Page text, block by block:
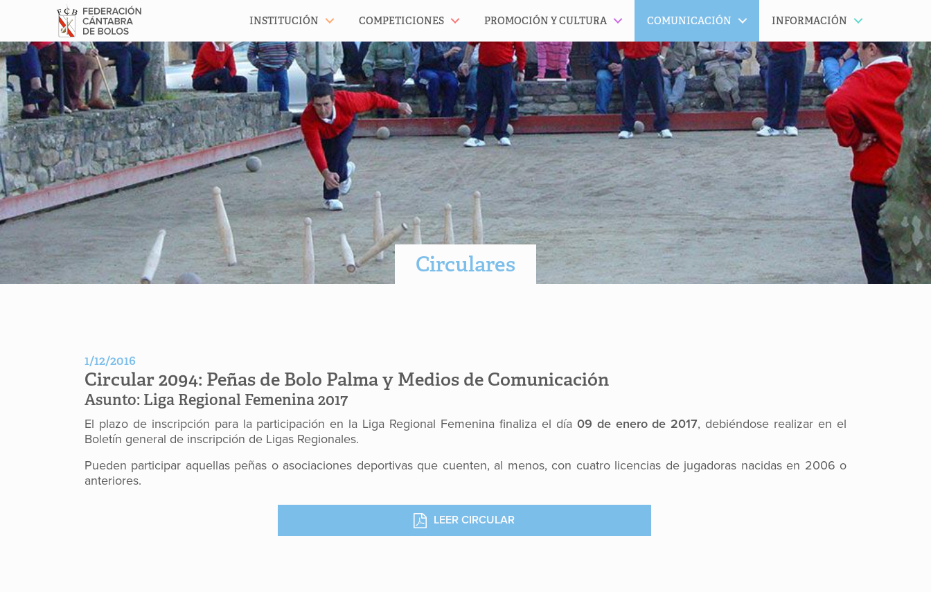
INSTITUCIÓN COMPETICIONES PROMOCIÓN Y CULTURA COMUNICACIÓN INFORMACIÓN
Circulares
1/12/2016
Circular 2094: Peñas de Bolo Palma y Medios de Comunicación
Asunto: Liga Regional Femenina 2017
El plazo de inscripción para la participación en la Liga Regional Femenina finaliza el día 09 de enero de 2017, debiéndose realizar en el
Boletín general de inscripción de Ligas Regionales.
Pueden participar aquellas peñas o asociaciones deportivas que cuenten, al menos, con cuatro licencias de jugadoras nacidas en 2006 o
anteriores.
LEER CIRCULAR